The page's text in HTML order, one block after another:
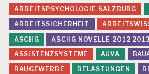
ARBEITSPSYCHOLOGIE SALZBURG
ARBEITSSICHERHEIT
ASCHG
ASCHG NOVELLE 2012 2013
ASSISTENZSYSTEME
AUVA
BAUGEWERBE
BELASTUNGEN